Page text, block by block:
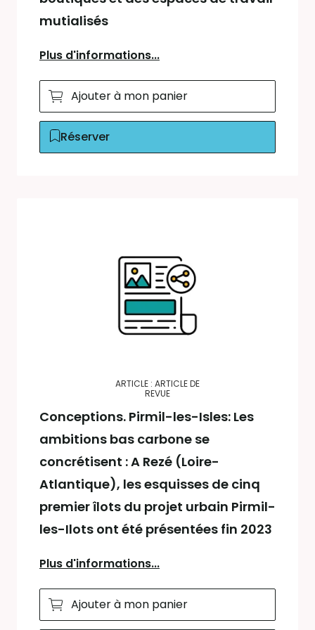
mutialisés
Plus d'informations...
Ajouter à mon panier
Réserver
ARTICLE : ARTICLE DE
REVUE
Conceptions. Pirmil-les-Isles: Les
ambitions bas carbone se
concrétisent : A Rezé (Loire-
Atlantique), les esquisses de cinq
premier îlots du projet urbain Pirmil-
les-Ilots ont été présentées fin 2023
Plus d'informations...
Ajouter à mon panier